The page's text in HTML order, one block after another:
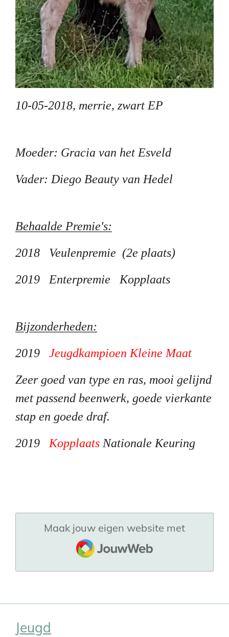
10-05-2018, merrie, zwart EP
Moeder: Gracia van het Esveld
Vader: Diego Beauty van Hedel
Behaalde Premie's:
2018 Veulenpremie (2e plaats)
2019 Enterpremie Kopplaats
Bijzonderheden:
2019 Jeugdkampioen Kleine Maat
Zeer goed van type en ras, mooi gelijnd
met passend beenwerk, goede vierkante
stap en goede draf.
2019 Kopplaats Nationale Keuring
Maak jouw eigen website met
JouwWeb
Jeugd